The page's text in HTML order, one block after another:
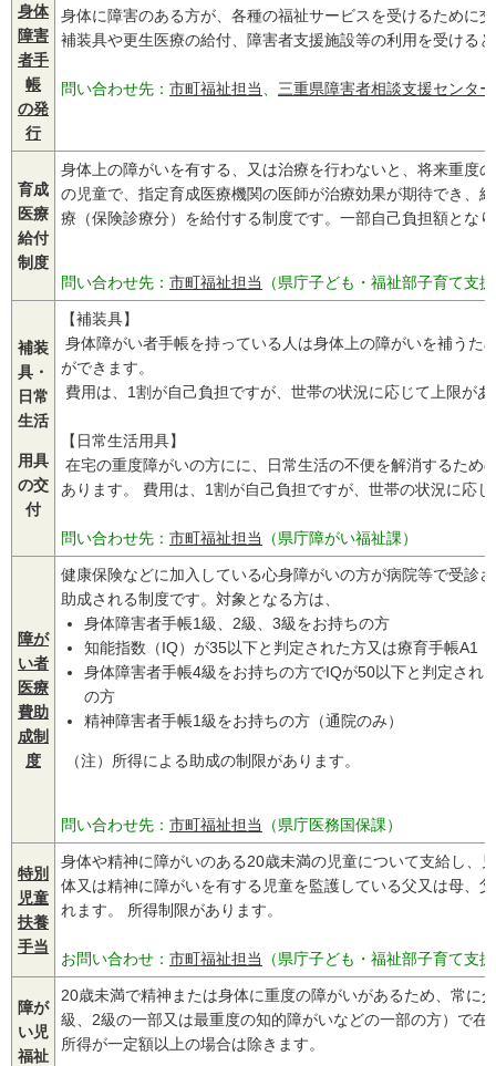
身体
障害
者手
帳
の発
行
身体に障害のある方が、各種の福祉サービスを受けるために
補装具や更生医療の給付、障害者支援施設等の利用を受ける
問い合わせ先： 市町福祉担当 三重県障害者相談支援センター
育成
医療
給付
制度
身体上の障がいを有する、又は治療を行わないと、将来重度
の児童で、指定育成医療機関の医師が治療効果が期待でき、
療（保険診療分）を給付する制度です。一部自己負担額とな
問い合わせ先： 市町福祉担当 （県庁子ども・福祉部子育て支
補装
具・
日常
生活
用具
の交
付
【補装具】
身体障がい者手帳を持っている人は身体上の障がいを補うた
ができます。
費用は、1割が自己負担ですが、世帯の状況に応じて上限が
【日常生活用具】
在宅の重度障がいの方にに、日常生活の不便を解消するため
あります。 費用は、1割が自己負担ですが、世帯の状況に応
問い合わせ先： 市町福祉担当 （県庁障がい福祉課）
障が
い者
医療
費助
成制
度
健康保険などに加入している心身障がいの方が病院等で受診
助成される制度です。対象となる方は、
身体障害者手帳1級、2級、3級をお持ちの方
知能指数（IQ）が35以下と判定された方又は療育手帳A1
身体障害者手帳4級をお持ちの方でIQが50以下と判定され
の方
精神障害者手帳1級をお持ちの方（通院のみ）
（注）所得による助成の制限があります。
問い合わせ先： 市町福祉担当 （県庁医務国保課）
特別
児童
扶養
手当
身体や精神に障がいのある20歳未満の児童について支給し、
体又は精神に障がいを有する児童を監護している父又は母、
れます。 所得制限があります。
お問い合わせ： 市町福祉担当 （県庁子ども・福祉部子育て支
障が
い児
福祉
20歳未満で精神または身体に重度の障がいがあるため、常に
級、2級の一部又は最重度の知的障がいなどの一部の方）で
所得が一定額以上の場合は除きます。